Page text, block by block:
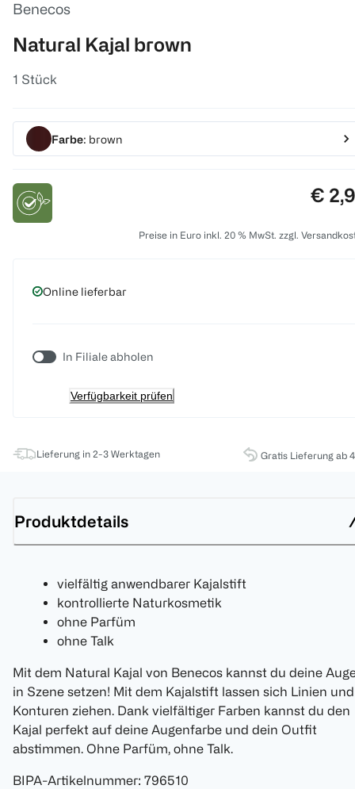
Benecos
Natural Kajal brown
1 Stück
Farbe: brown
€
Preise in Euro inkl. 20 % MwSt. zzgl.
Online lieferbar
In Filiale abholen
Verfügbarkeit prüfen
Lieferung in 2-3 Werktagen Gratis Lieferung ab
Produktdetails
vielfältig anwendbarer Kajalstift
kontrollierte Naturkosmetik
ohne Parfüm
ohne Talk
Mit dem Natural Kajal von Benecos kannst du deine
in Szene setzen! Mit dem Kajalstift lassen sich Linien und
Konturen ziehen. Dank vielfältiger Farben kannst du den
Kajal perfekt auf deine Augenfarbe und dein Outfit
abstimmen. Ohne Parfüm, ohne Talk.
BIPA-Artikelnummer: 796510